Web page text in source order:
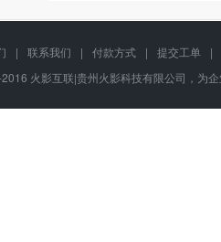
| 联系我们 | 付款方式 | 提交工单
|
火影互联|贵州火影科技有限公司，为